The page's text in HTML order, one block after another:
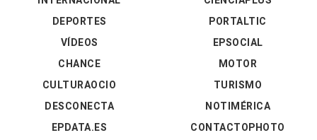
DEPORTES
VÍDEOS
PORTALTIC
EPSOCIAL
CHANCE
CULTURAOCIO
DESCONECTA
EPDATA.ES
MOTOR
TURISMO
NOTIMÉRICA
CONTACTOPHOTO